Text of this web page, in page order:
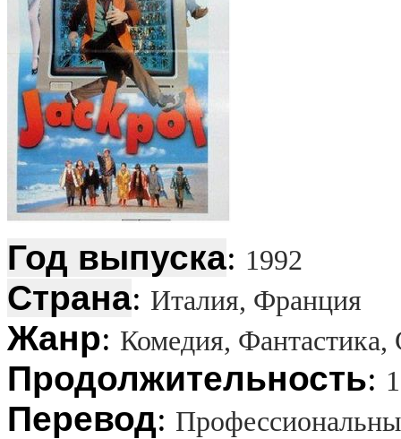
Год выпуска: 1992
Страна: Италия, Франция
Жанр: Комедия,
Продолжительность:
Перевод: